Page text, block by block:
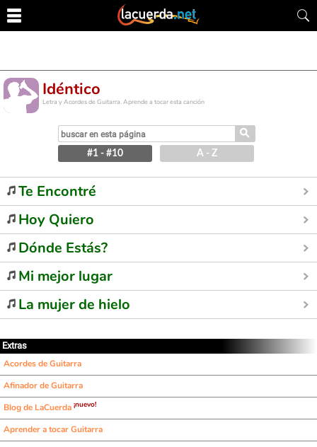
Idéntico
Letra y Acordes de Guitarra. Aprende a tocar esta canción
⚲
#1 - #10 A - Z
Te Encontré
Hoy Quiero
Dónde Estás?
Mi mejor lugar
La mujer de hielo
Extras
Acordes de Guitarra
Afinador de Guitarra
Blog de LaCuerda ¡nuevo!
Aprender a tocar Guitarra